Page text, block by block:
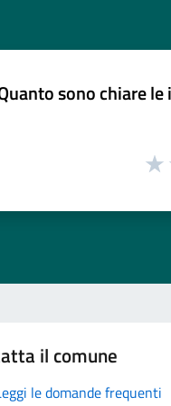
sono chiare
il comune
le domande frequenti